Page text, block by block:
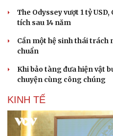
The Odyssey vượt 1 tỷ
tích sau 14 năm
Cần một hệ sinh thái trách
chuẩn
Khi bảo tàng đưa hiện vật
chuyện cùng công chúng
KINH TẾ